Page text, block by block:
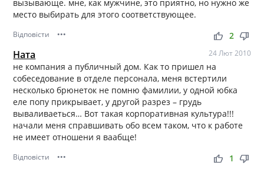
вызывающе. мне, как мужчине, это приятно, но нужно же
место выбирать для этого соответствующее.
Відповісти ••• thumb_up thumb_down
2
Ната 24 Лют 2010
не компания а публичный дом. Как то пришел на
собеседование в отделе персонала, меня встертили
несколько брюнеток не помню фамилии, у одной юбка
еле попу прикрывает, у другой разрез – грудь
вываливаеться… Вот такая корпоративная культура!!!
начали меня справшивать обо всем таком, что к работе
не имеет отношени я ваабще!
Відповісти ••• thumb_up thumb_down
1